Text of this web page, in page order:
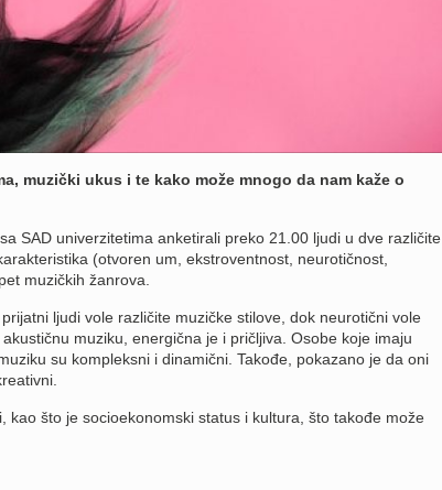
muzički ukus i te kako može mnogo da nam kaže o
SAD univerzitetima anketirali preko 21.00 ljudi u dve različite
(otvoren um, ekstroventnost, neurotičnost,
muzičkih žanrova.
ljudi vole različite muzičke stilove, dok neurotični vole
muziku, energična je i pričljiva. Osobe koje imaju
su kompleksni i dinamični. Takođe, pokazano je da oni
kao što je socioekonomski status i kultura, što takođe može